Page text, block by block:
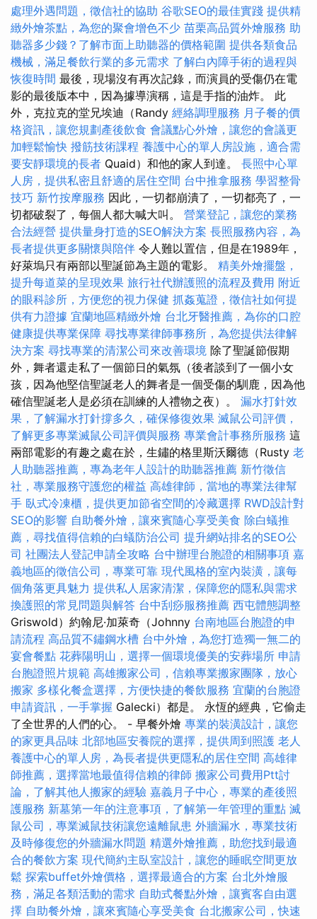
處理外遇問題，徵信社的協助 谷歌SEO的最佳實踐 提供精
緻外燴茶點，為您的聚會增色不少 苗栗高品質外燴服務 助
聽器多少錢？了解市面上助聽器的價格範圍 提供各類食品
機械，滿足餐飲行業的多元需求 了解白內障手術的過程與
恢復時間 最後，現場沒有再次記錄，而演員的受傷仍在電
影的最後版本中，因為據導演稱，這是手指的油炸。 此
外，克拉克的堂兄埃迪（Randy 經絡調理服務 月子餐的價
格資訊，讓您規劃產後飲食 會議點心外燴，讓您的會議更
加輕鬆愉快 撥筋技術課程 養護中心的單人房設施，適合需
要安靜環境的長者 Quaid）和他的家人到達。 長照中心單
人房，提供私密且舒適的居住空間 台中推拿服務 學習整骨
技巧 新竹按摩服務 因此，一切都崩潰了，一切都亮了，一
切都破裂了，每個人都大喊大叫。 營業登記，讓您的業務
合法經營 提供量身打造的SEO解決方案 長照服務內容，為
長者提供更多關懷與陪伴 令人難以置信，但是在1989年，
好萊塢只有兩部以聖誕節為主題的電影。 精美外燴擺盤，
提升每道菜的呈現效果 旅行社代辦護照的流程及費用 附近
的眼科診所，方便您的視力保健 抓姦蒐證，徵信社如何提
供有力證據 宜蘭地區精緻外燴 台北牙醫推薦，為你的口腔
健康提供專業保障 尋找專業律師事務所，為您提供法律解
決方案 尋找專業的清潔公司來改善環境 除了聖誕節假期
外，舞者還走私了一個節日的氣氛（後者談到了一個小女
孩，因為他堅信聖誕老人的舞者是一個受傷的馴鹿，因為他
確信聖誕老人是必須在訓練的人禮物之夜）。 漏水打針效
果，了解漏水打針撐多久，確保修復效果 滅鼠公司評價，
了解更多專業滅鼠公司評價與服務 專業會計事務所服務 這
兩部電影的有趣之處在於，生鏽的格里斯沃爾德（Rusty 老
人助聽器推薦，專為老年人設計的助聽器推薦 新竹徵信
社，專業服務守護您的權益 高雄律師，當地的專業法律幫
手 臥式冷凍櫃，提供更加節省空間的冷藏選擇 RWD設計對
SEO的影響 自助餐外燴，讓來賓隨心享受美食 除白蟻推
薦，尋找值得信賴的白蟻防治公司 提升網站排名的SEO公
司 社團法人登記申請全攻略 台中辦理台胞證的相關事項 嘉
義地區的徵信公司，專業可靠 現代風格的室內裝潢，讓每
個角落更具魅力 提供私人居家清潔，保障您的隱私與需求
換護照的常見問題與解答 台中刮痧服務推薦 西屯體態調整
Griswold）約翰尼·加萊奇（Johnny 台南地區台胞證的申
請流程 高品質不鏽鋼水槽 台中外燴，為您打造獨一無二的
宴會餐點 花葬陽明山，選擇一個環境優美的安葬場所 申請
台胞證照片規範 高雄搬家公司，信賴專業搬家團隊，放心
搬家 多樣化餐盒選擇，方便快捷的餐飲服務 宜蘭的台胞證
申請資訊，一手掌握 Galecki）都是。 永恆的經典，它偷走
了全世界的人們的心。 - 早餐外燴 專業的裝潢設計，讓您
的家更具品味 北部地區安養院的選擇，提供周到照護 老人
養護中心的單人房，為長者提供更隱私的居住空間 高雄律
師推薦，選擇當地最值得信賴的律師 搬家公司費用Ptt討
論，了解其他人搬家的經驗 嘉義月子中心，專業的產後照
護服務 新墓第一年的注意事項，了解第一年管理的重點 滅
鼠公司，專業滅鼠技術讓您遠離鼠患 外牆漏水，專業技術
及時修復您的外牆漏水問題 精選外燴推薦，助您找到最適
合的餐飲方案 現代簡約主臥室設計，讓您的睡眠空間更放
鬆 探索buffet外燴價格，選擇最適合的方案 台北外燴服
務，滿足各類活動的需求 自助式餐點外燴，讓賓客自由選
擇 自助餐外燴，讓來賓隨心享受美食 台北搬家公司，快速